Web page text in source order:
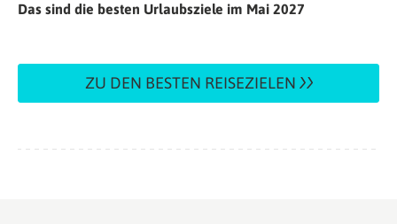
Das sind die besten Urlaubsziele im Mai 2027
ZU DEN BESTEN REISEZIELEN